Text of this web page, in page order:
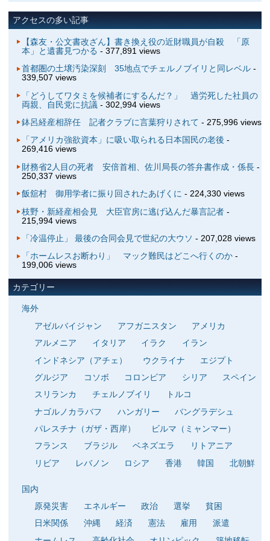
アクセスの多い記事
【森友・公文書改ざん】書き換え役の近財職員が自殺 「原
本」と遺書見つかる - 377,891 views
首都圏の土壌汚染深刻 35地点でチェルノブイリと同レベル-
339,507 views
「どうしてワタミを候補者にするんだ？」 過労死した社員の
両親、自民党に抗議 - 302,994 views
鉢呂経産相辞任 記者クラブに言葉狩りされて - 275,996 views
「アメリカ強欲資本」に吸い取られる日本国民の老後 -
269,416 views
財務省2人目の死者 安倍首相、佐川局長の答弁書作成・係長-
250,337 views
飯舘村 御用学者に振り回されたあげくに - 224,330 views
枝野・新経産相会見 大臣官房に逃げ込んだ暴言記者-
215,994 views
「冷温停止」 最後の合同会見で世紀の大ウソ - 207,028 views
「ホームレスお断わり」 マック難民はどこへ行くのか-
199,006 views
カテゴリー
海外
アゼルバイジャン
アフガニスタン
アメリカ
アルメニア
イタリア イラク
イラン
インドネシア（アチェ）
ウクライナ
エジプト
グルジア
コソボ コロンビア シリア
スペイン
スリランカ
チェルノブイリ
トルコ
ナゴルノカラバフ
ハンガリー
バングラデシュ
パレスチナ（ガザ・西岸）
ビルマ（ミャンマー）
フランス
ブラジル ベネズエラ
リトアニア
リビア
レバノン ロシア 香港 韓国 北朝鮮
国内
原発災害
エネルギー 政治 選挙
貧困
日米関係
沖縄 経済 憲法 雇用
派遣